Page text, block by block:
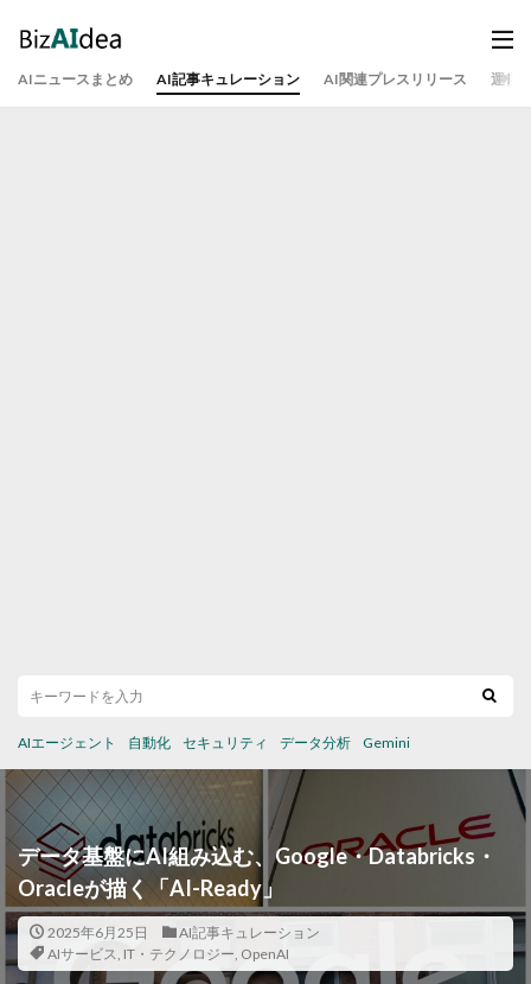
AIニュースまとめ AI記事キュレーション AI関連プレスリリース 運営
AIエージェント 自動化 セキュリティ データ分析 Gemini
データ基盤にAI組み込む、Google・Databricks・
Oracleが描く「AI-Ready」
2025年6月25日
AI記事キュレーション
AIサービス, IT・テクノロジー, OpenAI